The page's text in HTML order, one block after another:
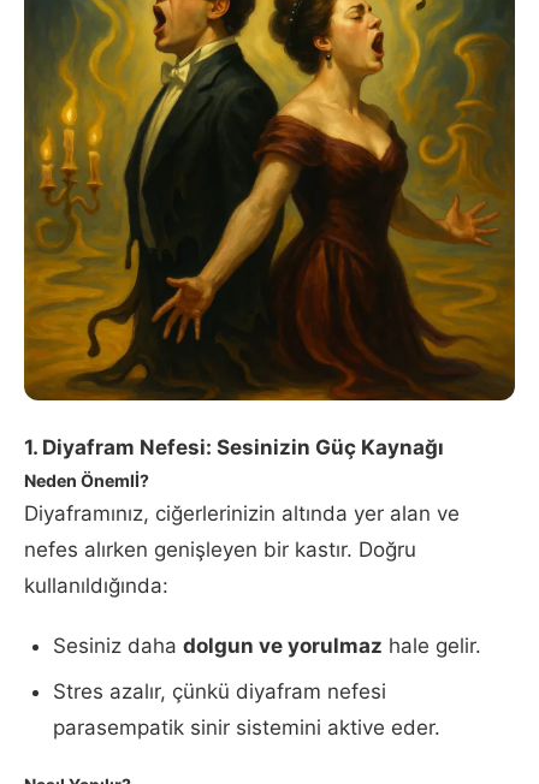
1. Diyafram Nefesi: Sesinizin Güç Kaynağı
Neden Önemlİ?
Diyaframınız, ciğerlerinizin altında yer alan ve
nefes alırken genişleyen bir kastır. Doğru
kullanıldığında:
Sesiniz daha dolgun ve yorulmaz hale gelir.
Stres azalır, çünkü diyafram nefesi
parasempatik sinir sistemini aktive eder.